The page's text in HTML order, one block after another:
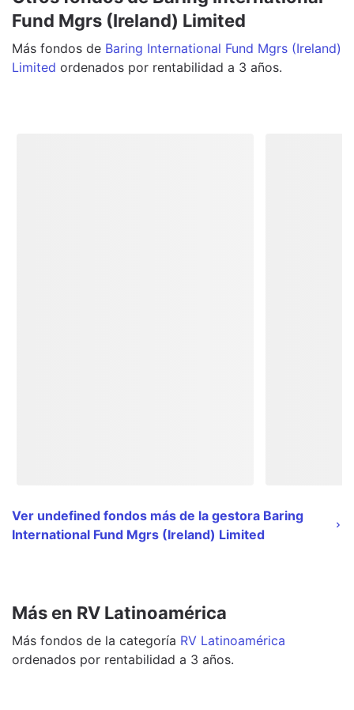
Fund Mgrs (Ireland) Limited
Más fondos de Baring International Fund Mgrs (Ireland)
Limited ordenados por rentabilidad a 3 años.
Ver undefined fondos más de la gestora Baring
International Fund Mgrs (Ireland) Limited
Más en RV Latinoamérica
Más fondos de la categoría RV Latinoamérica
ordenados por rentabilidad a 3 años.